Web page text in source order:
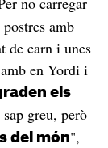
amb
de carn i unes
en Yordi i
els
greu, però
del món",